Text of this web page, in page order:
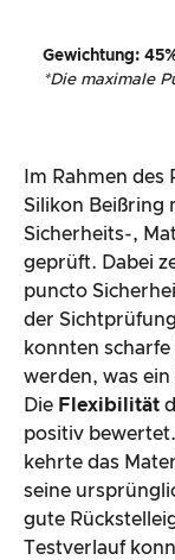
Gewichtung: 45
*Die maximale
Im Rahmen
Silikon Beißring
Sicherheits-,
geprüft. Dabei
puncto
der
konnten
werden, was
Die Flexibilität
positiv
kehrte das
seine
gute
Testverlauf